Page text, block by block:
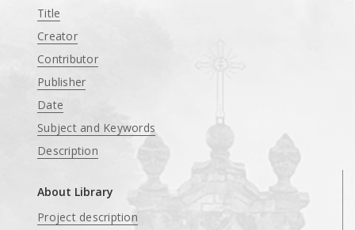
Title
Creator
Contributor
Publisher
Date
Subject and Keywords
Description
About Library
Project description